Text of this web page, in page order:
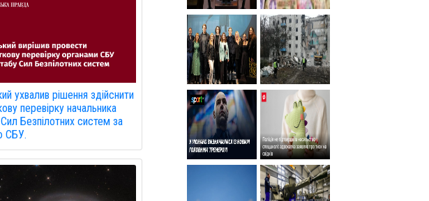
ухвалив рішення здійснити
перевірку начальника
Безпілотних систем за
СБУ.